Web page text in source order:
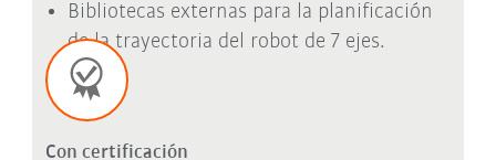
Bibliotecas externas para la planificación
de la trayectoria del robot de 7 ejes.
Con certificación